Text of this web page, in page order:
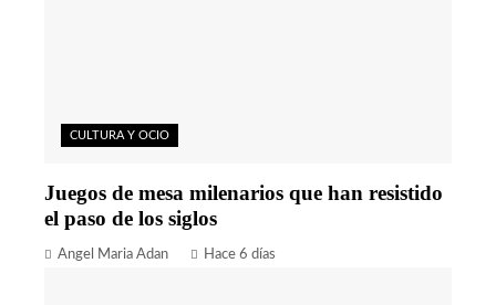
CULTURA Y OCIO
Juegos de mesa milenarios que han resistido
el paso de los siglos
Angel Maria Adan Hace 6 días